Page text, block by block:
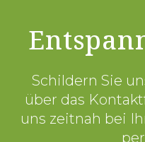
Schildern Sie
über das
uns zeitnah bei